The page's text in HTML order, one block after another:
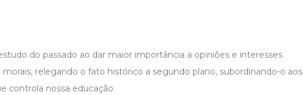
do passado ao dar maior importância a opiniões e interesses
morais, relegando o fato histórico a segundo plano, subordinando-o aos
controla nossa educação.